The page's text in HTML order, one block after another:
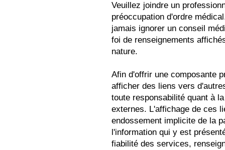
Veuillez joindre un
préoccupation d'ordre
jamais ignorer un conseil
foi de renseignements
nature.
Afin d'offrir une composante
afficher des liens vers
toute responsabilité quant à
externes. L'affichage de ces
endossement implicite de la
l'information qui y est
fiabilité des services,